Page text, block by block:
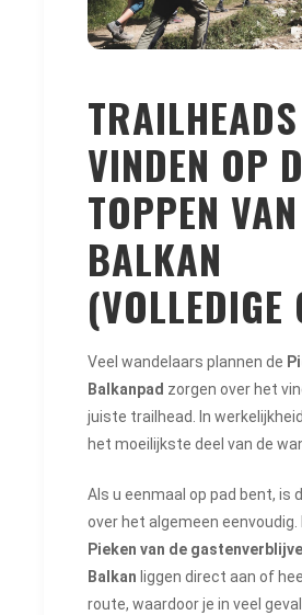
TRAILHEADS
VINDEN OP
TOPPEN
BALKAN
(VOLLEDIGE
Veel wandelaars plannen de
Balkanpad zorgen over het
juiste trailhead. In
het moeilijkste deel van de
Als u eenmaal op pad bent, is
over het algemeen
Pieken van de
Balkan liggen direct aan of
route, waardoor je in veel